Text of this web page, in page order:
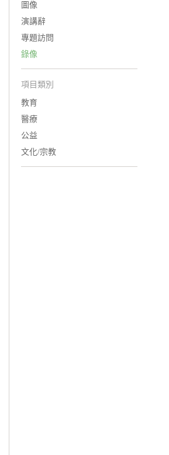
圖像
演講辭
專題訪問
錄像
項目類別
教育
醫療
公益
文化/宗教